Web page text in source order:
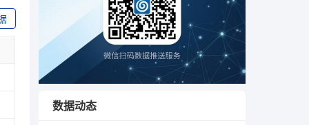
数据动态